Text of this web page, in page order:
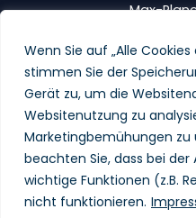
Wenn Sie auf „Alle
stimmen Sie der
Gerät zu, um die
Websitenutzung zu
Marketingbemühungen
beachten Sie, dass bei der
wichtige Funktionen (z.B.
nicht funktionieren.
Max-
+49
USt-ID
Copyright © 2026